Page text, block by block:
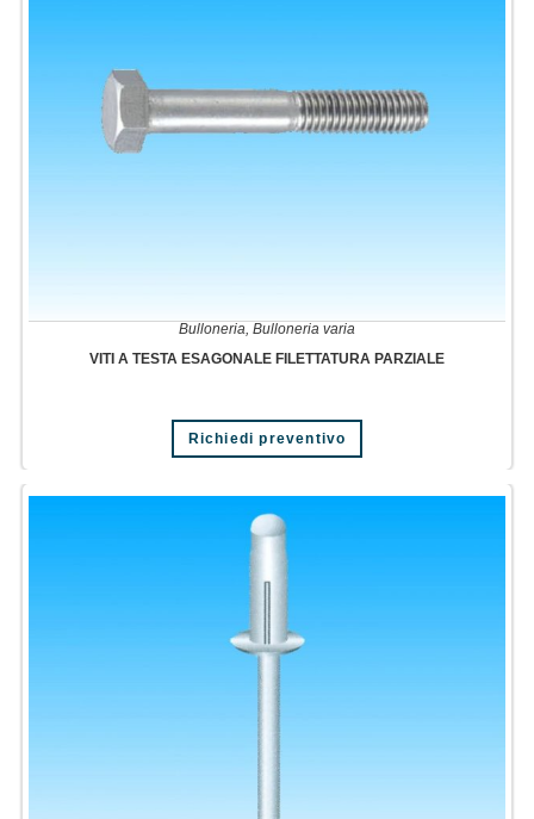
Bulloneria, Bulloneria varia
VITI A TESTA ESAGONALE FILETTATURA PARZIALE
Richiedi preventivo